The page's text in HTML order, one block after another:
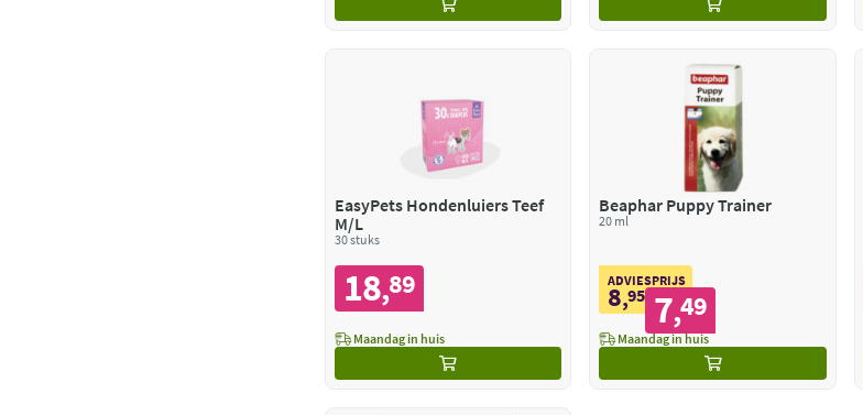
EasyPets Hondenluiers Teef
M/L
30 stuks
18,89
Maandag in huis
Beaphar Puppy Trainer
20 ml
ADVIESPRIJS
8,95 7,49
Maandag in huis